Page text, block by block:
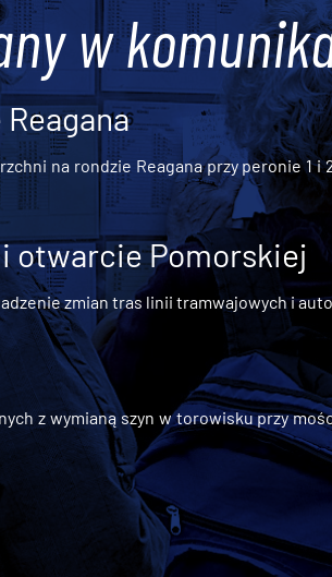
w
na rondzie Reagana przy peronie 1 i
otwarcie Pomorskiej
zmian tras linii tramwajowych i
z wymianą szyn w torowisku przy